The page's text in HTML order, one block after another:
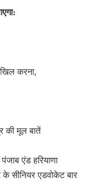
करना,
की मूल बातें
एंड हरियाणा
के सीनियर एडवोकेट बार